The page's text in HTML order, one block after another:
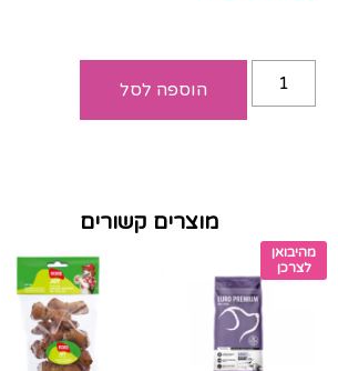
הוספה לסל
מוצרים קשורים
מהיבואן
לצרכן